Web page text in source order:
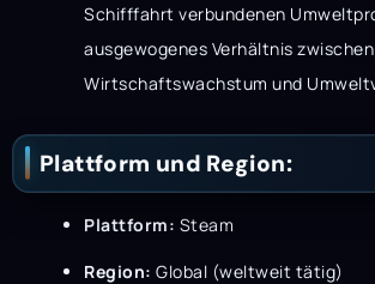
Schifffahrt verbundenen
ausgewogenes Verhältnis zwischen
Wirtschaftswachstum und
Plattform und Region:
Plattform: Steam
Region: Global (weltweit tätig)